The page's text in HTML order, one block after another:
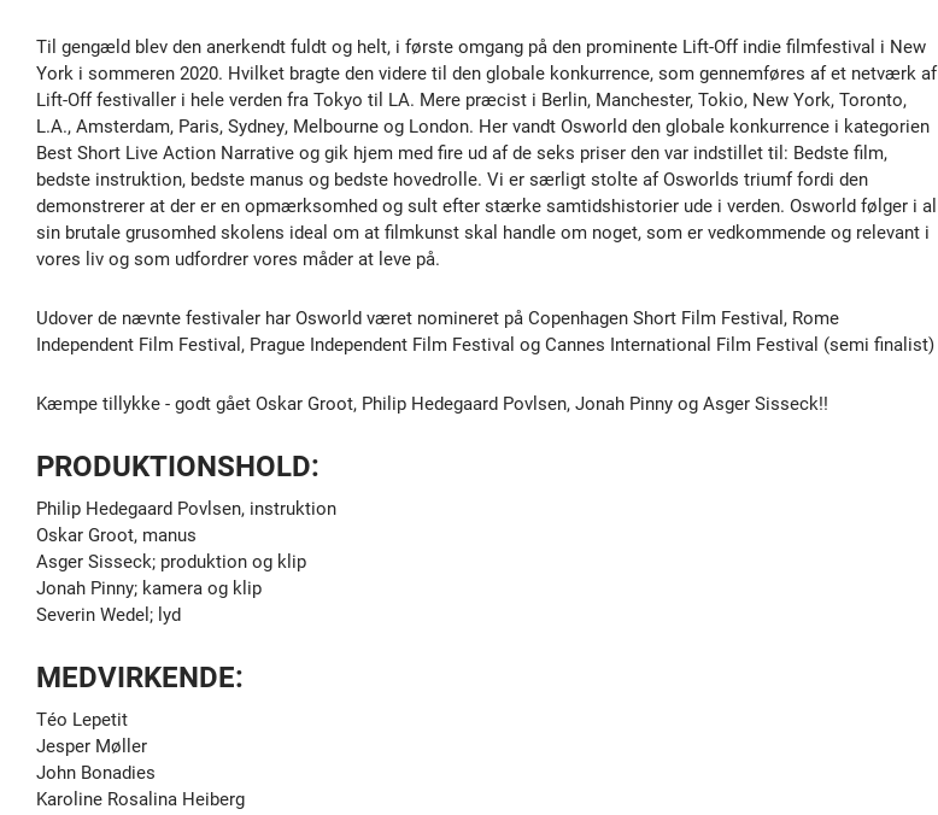
Til gengæld blev den anerkendt fuldt og helt, i første omgang på den prominente Lift-Off indie filmfestival i New
York i sommeren 2020. Hvilket bragte den videre til den globale konkurrence, som gennemføres af et netværk af
Lift-Off festivaller i hele verden fra Tokyo til LA. Mere præcist i Berlin, Manchester, Tokio, New York, Toronto,
L.A., Amsterdam, Paris, Sydney, Melbourne og London. Her vandt Osworld den globale konkurrence i kategorien
Best Short Live Action Narrative og gik hjem med fire ud af de seks priser den var indstillet til: Bedste film,
bedste instruktion, bedste manus og bedste hovedrolle. Vi er særligt stolte af Osworlds triumf fordi den
demonstrerer at der er en opmærksomhed og sult efter stærke samtidshistorier ude i verden. Osworld følger i al
sin brutale grusomhed skolens ideal om at filmkunst skal handle om noget, som er vedkommende og relevant i
vores liv og som udfordrer vores måder at leve på.
Udover de nævnte festivaler har Osworld været nomineret på Copenhagen Short Film Festival, Rome
Independent Film Festival, Prague Independent Film Festival og Cannes International Film Festival (semi finalist)
Kæmpe tillykke - godt gået Oskar Groot, Philip Hedegaard Povlsen, Jonah Pinny og Asger Sisseck!!
PRODUKTIONSHOLD:
Philip Hedegaard Povlsen, instruktion
Oskar Groot, manus
Asger Sisseck; produktion og klip
Jonah Pinny; kamera og klip
Severin Wedel; lyd
MEDVIRKENDE:
Téo Lepetit
Jesper Møller
John Bonadies
Karoline Rosalina Heiberg